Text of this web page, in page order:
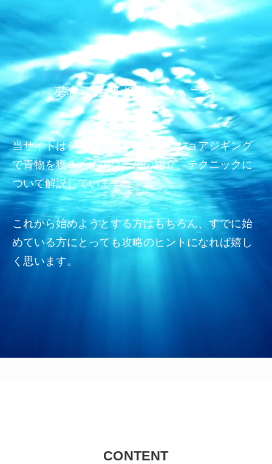
夢の1本を獲りにいこう
当サイトはショアプラッキング、ショアジギング
で青物を獲るためのツールの紹介、テクニックに
ついて解説しています。
これから始めようとする方はもちろん、すでに始
めている方にとっても攻略のヒントになれば嬉し
く思います。
CONTENT